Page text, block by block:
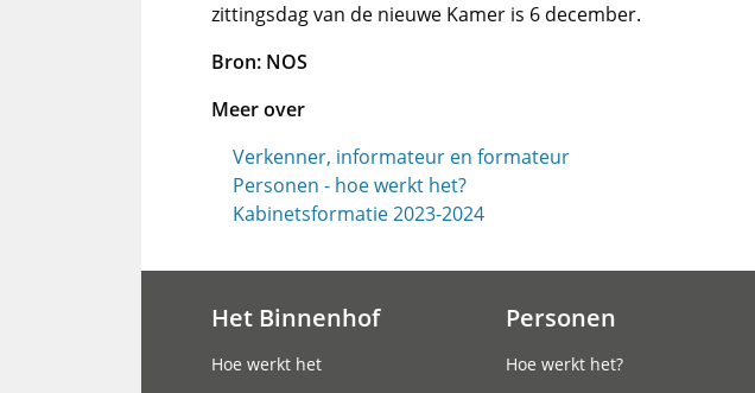
zittingsdag van de nieuwe Kamer is 6 december.
Bron: NOS
Meer over
Verkenner, informateur en formateur
Personen - hoe werkt het?
Kabinetsformatie 2023-2024
Het Binnenhof
Hoe werkt het
Personen
Hoe werkt het?